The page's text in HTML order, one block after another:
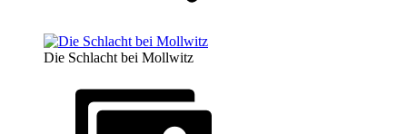
Die Schlacht bei Mollwitz